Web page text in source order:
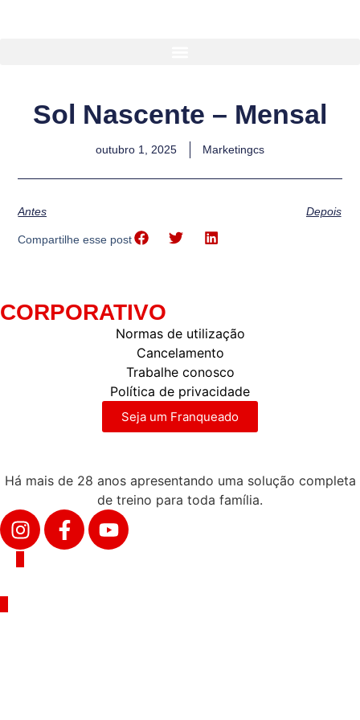
Sol Nascente – Mensal
outubro 1, 2025 Marketingcs
Antes Depois
Compartilhe esse post
CORPORATIVO
Normas de utilização
Cancelamento
Trabalhe conosco
Política de privacidade
Seja um Franqueado
Há mais de 28 anos apresentando uma solução completa
de treino para toda família.